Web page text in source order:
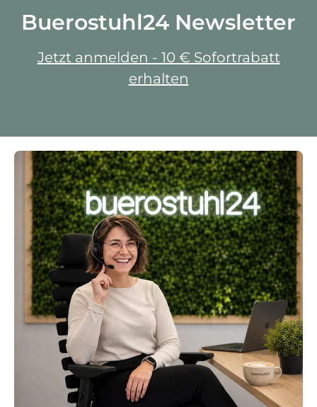
Buerostuhl24 Newsletter
Jetzt anmelden - 10 € Sofortrabatt
erhalten